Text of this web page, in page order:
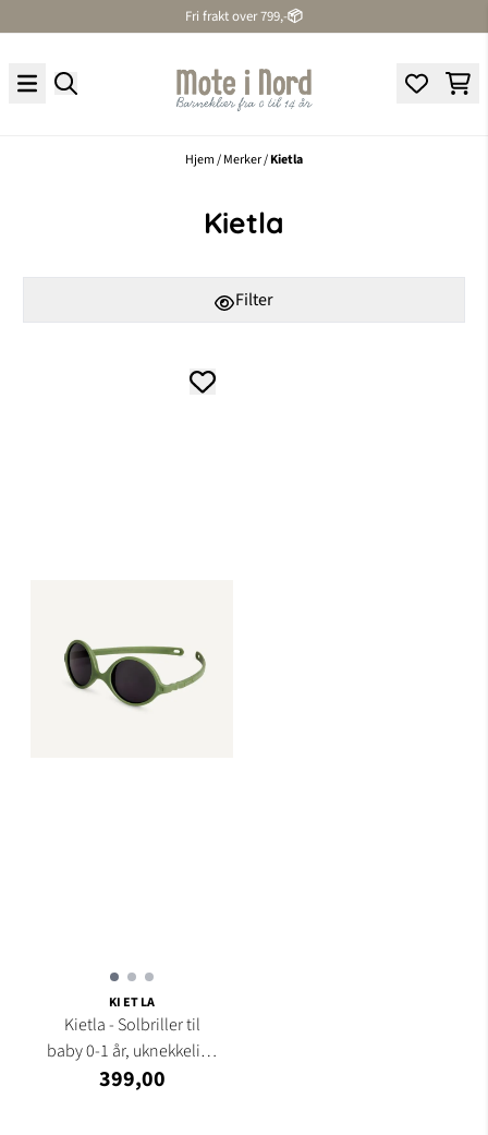
Fri frakt over 799,-📦
Hjem/Merker/Kietla
Kietla
Filter
KI ET LA
Kietla - Solbriller til
baby 0-1 år, uknekkelige
...
399,00